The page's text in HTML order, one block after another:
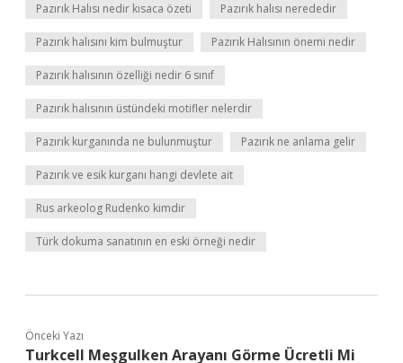
Pazırık Halısı nedir kısaca özeti Pazırık halısı nerededir
Pazırık halısını kim bulmuştur Pazırık Halısının önemi nedir
Pazırık halısının özelliği nedir 6 sınıf
Pazırık halısının üstündeki motifler nelerdir
Pazırık kurganında ne bulunmuştur Pazırık ne anlama gelir
Pazırık ve esik kurganı hangi devlete ait
Rus arkeolog Rudenko kimdir
Türk dokuma sanatının en eski örneği nedir
Önceki Yazı
Turkcell Meşgulken Arayanı Görme Ücretli Mi